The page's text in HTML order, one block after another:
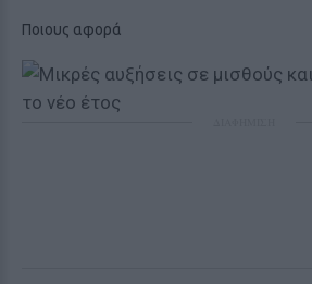
Ποιους αφορά